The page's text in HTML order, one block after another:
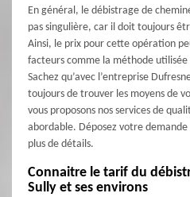
En général, le débistrage de
pas singulière, car il doit toujours
Ainsi, le prix pour cette opération
facteurs comme la méthode
Sachez qu’avec l’entreprise
toujours de trouver les moyens de
vous proposons nos services de
abordable. Déposez votre
plus de détails.
Connaitre le tarif du
Sully et ses environs